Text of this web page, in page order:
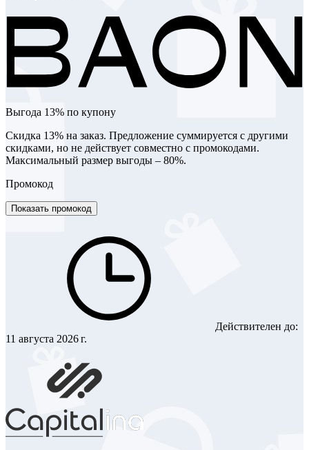
Выгода 13% по купону
Скидка 13% на заказ. Предложение суммируется с другими
скидками, но не действует совместно с промокодами.
Максимальный размер выгоды – 80%.
Промокод
Показать промокод
Действителен до:
11 августа 2026 г.